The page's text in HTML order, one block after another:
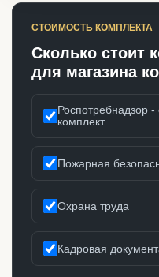
СТОИМОСТЬ КОМПЛЕКТА
Сколько стоит
для магазина
Роспотребнадзор
комплект
Пожарная
Охрана труда
Кадровая